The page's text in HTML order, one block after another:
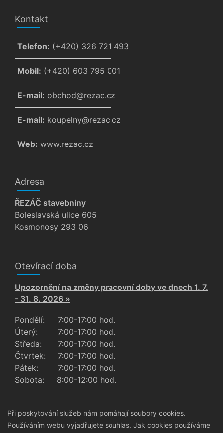
Kontakt
Telefon: (+420) 326 721 493
Mobil: (+420) 603 795 001
E-mail: zc.cazer@dohcbo
E-mail: zc.cazer@ynlepuok
Web: www.rezac.cz
Adresa
ŘEZÁČ stavebniny
Boleslavská ulice 605
Kosmonosy 293 06
Otevírací doba
Upozornění na změny pracovní doby ve dnech 1. 7.
- 31. 8. 2026 »
Pondělí:
Úterý:
Středa:
Čtvrtek:
Pátek:
Sobota:
7:00-17:00 hod.
7:00-17:00 hod.
7:00-17:00 hod.
7:00-17:00 hod.
7:00-17:00 hod.
8:00-12:00 hod.
Při poskytování služeb nám pomáhají soubory cookies.
Používáním webu vyjadřujete souhlas. Jak cookies používáme